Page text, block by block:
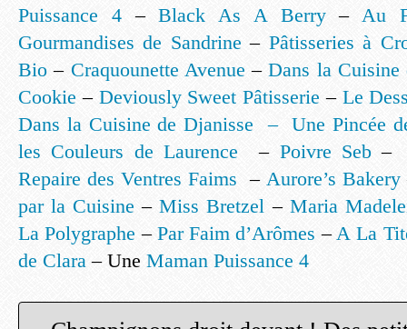
Puissance 4–Black As A Berry–Au
Gourmandises de Sandrine – Pâtisseries à
Bio – Craquounette Avenue –Dans la Cuisine
Cookie – Deviously Sweet Pâtisserie – Le
Dans la Cuisine de Djanisse –
Une Pincée
les Couleurs de Laurence
– Poivre Seb
Repaire des Ventres Faims –Aurore’s Bakery
par la Cuisine –Miss Bretzel – Maria
La Polygraphe – Par Faim d’Arômes –A La
de Clara – Une Maman Puissance 4